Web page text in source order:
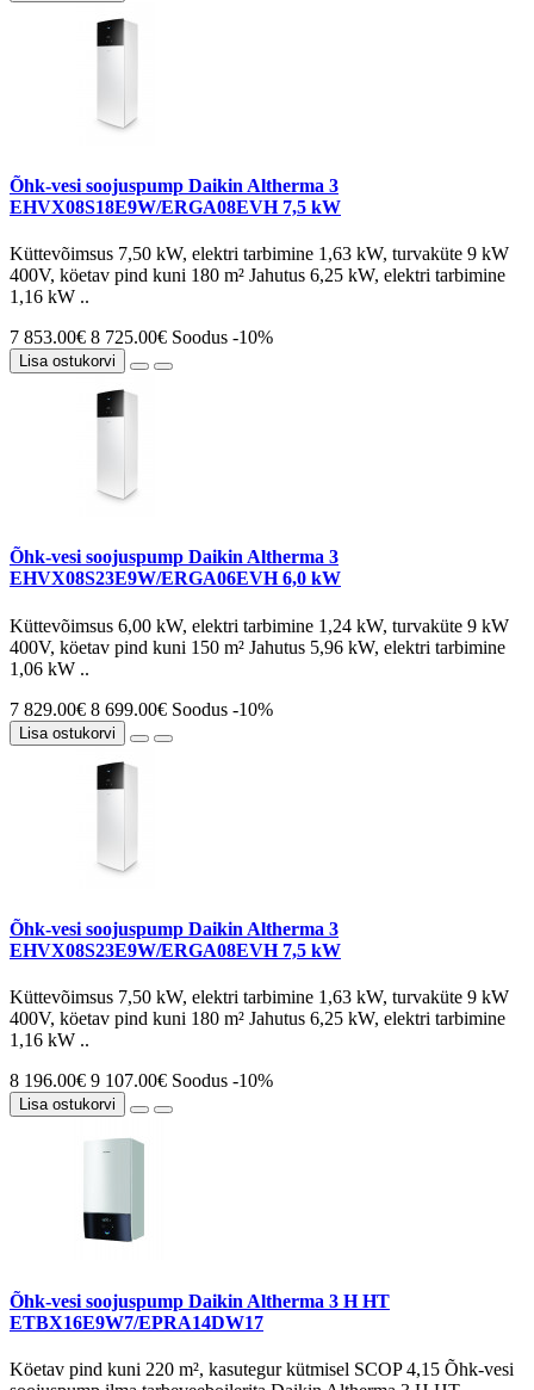
Õhk-vesi soojuspump Daikin Altherma 3
EHVX08S18E9W/ERGA08EVH 7,5 kW
Küttevõimsus 7,50 kW, elektri tarbimine 1,63 kW, turvaküte 9 kW
400V, köetav pind kuni 180 m² Jahutus 6,25 kW, elektri tarbimine
1,16 kW ..
7 853.00€ 8 725.00€ Soodus -10%
Lisa ostukorvi
Õhk-vesi soojuspump Daikin Altherma 3
EHVX08S23E9W/ERGA06EVH 6,0 kW
Küttevõimsus 6,00 kW, elektri tarbimine 1,24 kW, turvaküte 9 kW
400V, köetav pind kuni 150 m² Jahutus 5,96 kW, elektri tarbimine
1,06 kW ..
7 829.00€ 8 699.00€ Soodus -10%
Lisa ostukorvi
Õhk-vesi soojuspump Daikin Altherma 3
EHVX08S23E9W/ERGA08EVH 7,5 kW
Küttevõimsus 7,50 kW, elektri tarbimine 1,63 kW, turvaküte 9 kW
400V, köetav pind kuni 180 m² Jahutus 6,25 kW, elektri tarbimine
1,16 kW ..
8 196.00€ 9 107.00€ Soodus -10%
Lisa ostukorvi
Õhk-vesi soojuspump Daikin Altherma 3 H HT
ETBX16E9W7/EPRA14DW17
Köetav pind kuni 220 m², kasutegur kütmisel SCOP 4,15 Õhk-vesi